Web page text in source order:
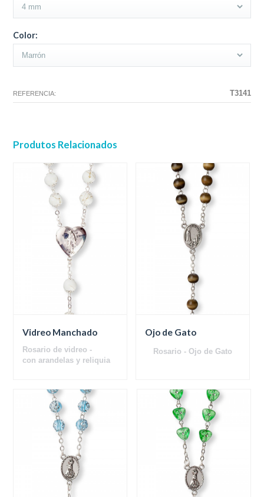
Color:
REFERENCIA: T3141
Produtos Relacionados
Vidreo Manchado
Rosario de vidreo -
con arandelas y reliquia
Ojo de Gato
Rosario - Ojo de Gato